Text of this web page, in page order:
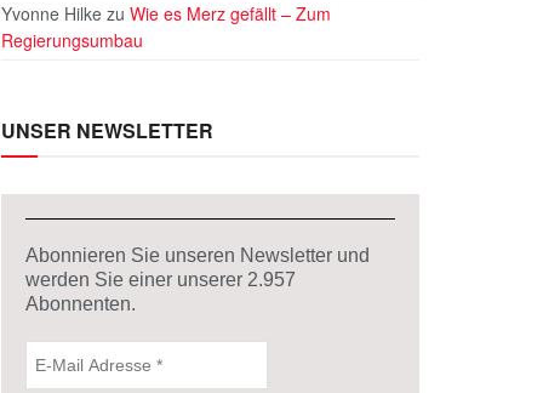
Yvonne Hilke zu Wie es Merz gefällt – Zum
Regierungsumbau
UNSER NEWSLETTER
Abonnieren Sie unseren Newsletter und
werden Sie einer unserer 2.957
Abonnenten.